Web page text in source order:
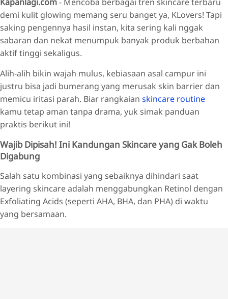
demi kulit glowing memang seru banget ya, KLovers! Tapi
saking pengennya hasil instan, kita sering kali nggak
sabaran dan nekat menumpuk banyak produk berbahan
aktif tinggi sekaligus.
Alih-alih bikin wajah mulus, kebiasaan asal campur ini
justru bisa jadi bumerang yang merusak skin barrier dan
memicu iritasi parah. Biar rangkaian skincare routine
kamu tetap aman tanpa drama, yuk simak panduan
praktis berikut ini!
Wajib Dipisah! Ini Kandungan Skincare yang Gak Boleh
Digabung
Salah satu kombinasi yang sebaiknya dihindari saat
layering skincare adalah menggabungkan Retinol dengan
Exfoliating Acids (seperti AHA, BHA, dan PHA) di waktu
yang bersamaan.